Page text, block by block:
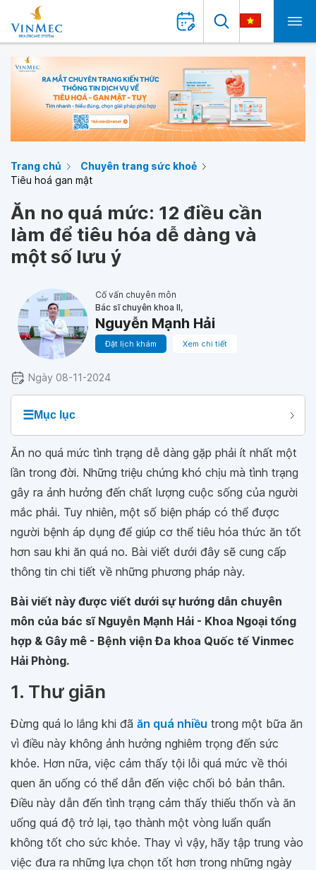
Trang chủ
Chuyên trang sức khoẻ
Tiêu hoá gan mật
Ăn no quá mức: 12 điều cần
làm để tiêu hóa dễ dàng và
một số lưu ý
Cố vấn chuyên môn
Bác sĩ chuyên khoa II,
Nguyễn Mạnh Hải
Đặt lịch khám Xem chi tiết
Ngày 08-11-2024
☰Mục lục
Ăn no quá mức tình trạng dễ dàng gặp phải ít nhất một
lần trong đời. Những triệu chứng khó chịu mà tình trạng
gây ra ảnh hưởng đến chất lượng cuộc sống của người
mắc phải. Tuy nhiên, một số biện pháp có thể được
người bệnh áp dụng để giúp cơ thể tiêu hóa thức ăn tốt
hơn sau khi ăn quá no. Bài viết dưới đây sẽ cung cấp
thông tin chi tiết về những phương pháp này.
Bài viết này được viết dưới sự hướng dẫn chuyên
môn của bác sĩ Nguyễn Mạnh Hải - Khoa Ngoại tổng
hợp & Gây mê - Bệnh viện Đa khoa Quốc tế Vinmec
Hải Phòng.
1. Thư giãn
Đừng quá lo lắng khi đã ăn quá nhiều trong một bữa ăn
vì điều này không ảnh hưởng nghiêm trọng đến sức
khỏe. Hơn nữa, việc cảm thấy tội lỗi quá mức về thói
quen ăn uống có thể dẫn đến việc chối bỏ bản thân.
Điều này dẫn đến tình trạng cảm thấy thiếu thốn và ăn
uống quá độ trở lại, tạo thành một vòng luẩn quẩn
không tốt cho sức khỏe. Thay vì vậy, hãy tập trung vào
việc đưa ra những lựa chọn tốt hơn trong những ngày